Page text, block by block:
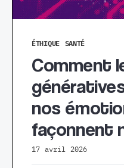
ÉTHIQUE SANTÉ
Comment
nos
façonnent
17 avril 2026